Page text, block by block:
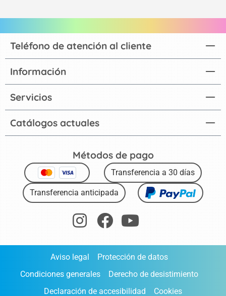
Catálogos actuales
Teléfono de atención al cliente
Información
Servicios
Métodos de pago
Transferencia a 30 días
Transferencia anticipada
Aviso legal
Protección de datos
Condiciones generales
Derecho de desistimiento
Declaración de accesibilidad
Cookies